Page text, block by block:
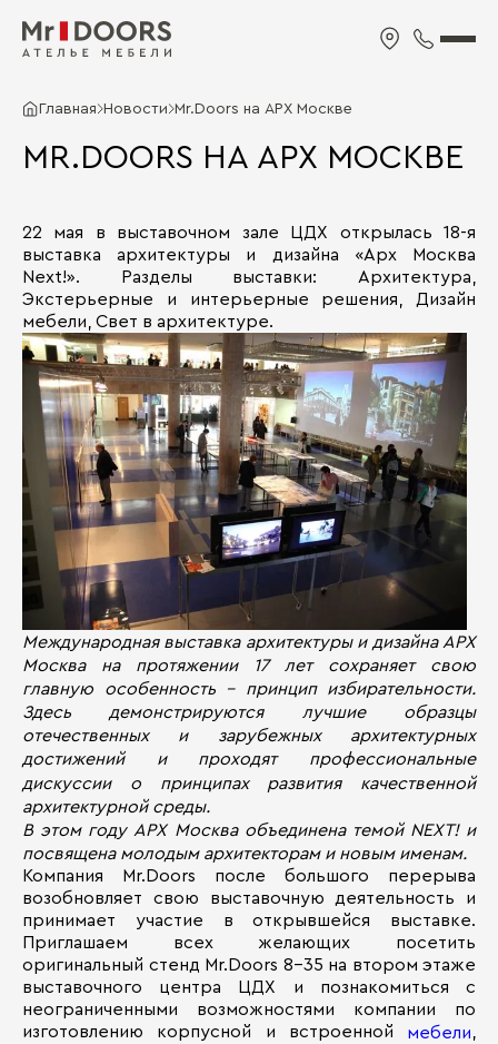
Главная Новости Mr.Doors на АРХ Москве
MR.DOORS НА АРХ МОСКВЕ
22 мая в выставочном зале ЦДХ открылась 18-я
выставка архитектуры и дизайна «Арх Москва
Next!». Разделы выставки: Архитектура,
Экстерьерные и интерьерные решения, Дизайн
мебели, Свет в архитектуре.
Международная выставка архитектуры и дизайна АРХ
Москва на протяжении 17 лет сохраняет свою
главную особенность – принцип избирательности.
Здесь демонстрируются лучшие образцы
отечественных и зарубежных архитектурных
достижений и проходят профессиональные
дискуссии о принципах развития качественной
архитектурной среды.
В этом году АРХ Москва объединена темой NEXT! и
посвящена молодым архитекторам и новым именам.
Компания Mr.Doors после большого перерыва
возобновляет свою выставочную деятельность и
принимает участие в открывшейся выставке.
Приглашаем всех желающих посетить
оригинальный стенд Mr.Doors 8-35 на втором этаже
выставочного центра ЦДХ и познакомиться с
неограниченными возможностями компании по
изготовлению корпусной и встроенной мебели,